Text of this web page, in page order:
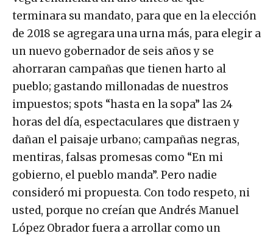
terminara su mandato, para que en la elección
de 2018 se agregara una urna más, para elegir a
un nuevo gobernador de seis años y se
ahorraran campañas que tienen harto al
pueblo; gastando millonadas de nuestros
impuestos; spots “hasta en la sopa” las 24
horas del día, espectaculares que distraen y
dañan el paisaje urbano; campañas negras,
mentiras, falsas promesas como “En mi
gobierno, el pueblo manda”. Pero nadie
consideró mi propuesta. Con todo respeto, ni
usted, porque no creían que Andrés Manuel
López Obrador fuera a arrollar como un